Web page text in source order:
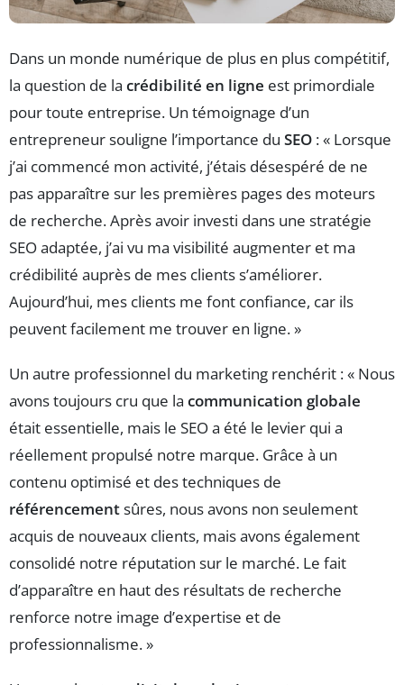
Dans un monde numérique de plus en plus compétitif,
la question de la crédibilité en ligne est primordiale
pour toute entreprise. Un témoignage d’un
entrepreneur souligne l’importance du SEO : « Lorsque
j’ai commencé mon activité, j’étais désespéré de ne
pas apparaître sur les premières pages des moteurs
de recherche. Après avoir investi dans une stratégie
SEO adaptée, j’ai vu ma visibilité augmenter et ma
crédibilité auprès de mes clients s’améliorer.
Aujourd’hui, mes clients me font confiance, car ils
peuvent facilement me trouver en ligne. »
Un autre professionnel du marketing renchérit : « Nous
avons toujours cru que la communication globale
était essentielle, mais le SEO a été le levier qui a
réellement propulsé notre marque. Grâce à un
contenu optimisé et des techniques de
référencementsûres, nous avons non seulement
acquis de nouveaux clients, mais avons également
consolidé notre réputation sur le marché. Le fait
d’apparaître en haut des résultats de recherche
renforce notre image d’expertise et de
professionnalisme. »